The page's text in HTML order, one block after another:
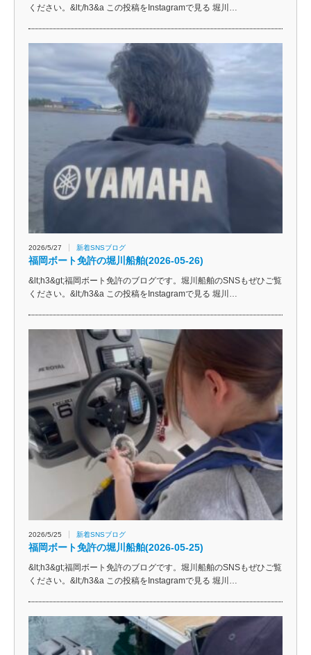
ください。&lt;/h3&a この投稿をInstagramで見る 堀川…
2026/5/27 新着SNSブログ
福岡ボート免許の堀川船舶(2026-05-26)
&lt;h3&gt;福岡ボート免許のブログです。堀川船舶のSNSもぜひご覧
ください。&lt;/h3&a この投稿をInstagramで見る 堀川…
2026/5/25 新着SNSブログ
福岡ボート免許の堀川船舶(2026-05-25)
&lt;h3&gt;福岡ボート免許のブログです。堀川船舶のSNSもぜひご覧
ください。&lt;/h3&a この投稿をInstagramで見る 堀川…